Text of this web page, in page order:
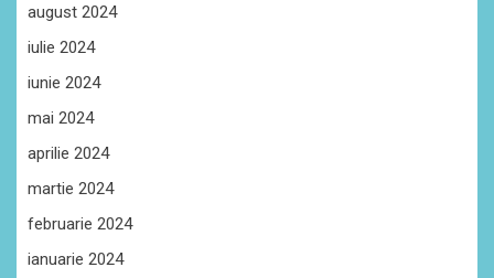
august 2024
iulie 2024
iunie 2024
mai 2024
aprilie 2024
martie 2024
februarie 2024
ianuarie 2024